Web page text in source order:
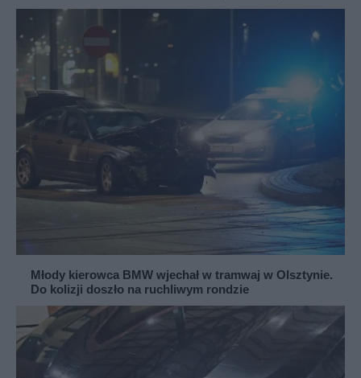
Młody kierowca BMW wjechał w tramwaj w Olsztynie.
Do kolizji doszło na ruchliwym rondzie